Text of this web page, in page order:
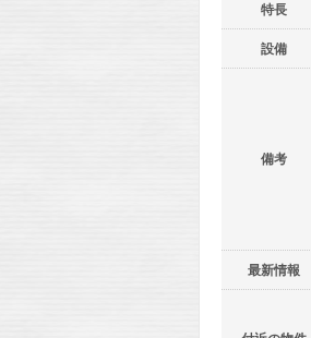
特長
設備
備考
最新情報